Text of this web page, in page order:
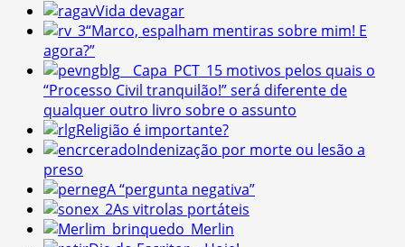
Vida devagar
“Marco, espalham mentiras sobre mim! E
agora?”
5 motivos pelos quais o
“Processo Civil tranquilão!” será diferente de
qualquer outro livro sobre o assunto
Religião é importante?
Indenização por morte ou lesão a
preso
A “pergunta negativa”
As vitrolas portáteis
Merlin